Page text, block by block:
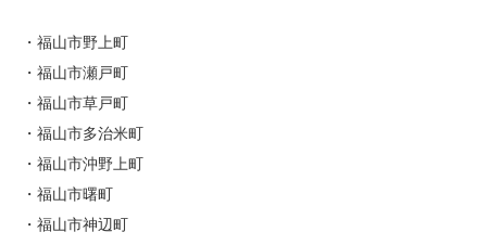
・福山市野上町
・福山市瀬戸町
・福山市草戸町
・福山市多治米町
・福山市沖野上町
・福山市曙町
・福山市神辺町